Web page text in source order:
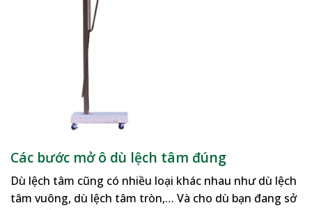
Các bước mở ô dù lệch tâm đúng
Dù lệch tâm cũng có nhiều loại khác nhau như dù lệch
tâm vuông, dù lệch tâm tròn,… Và cho dù bạn đang sở